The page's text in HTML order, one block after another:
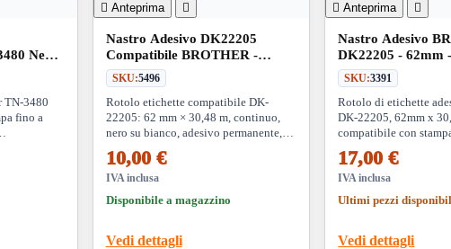
Nero
TN-3480
fino a
 Anteprima 
Nastro Adesivo DK22205
Compatibile BROTHER -
62mm - 30,48
SKU:5496
Rotolo etichette compatibile DK-
22205: 62 mm × 30,48 m, continuo,
nero su bianco, adesivo permanente,
Brother QL (QL-500/700/800/1100
ecc.). Perfetto per ufficio e magazzino.
10,00 €
IVA inclusa
Disponibile a magazzino
Vedi dettagli
 Anteprima 
Nastro Adesivo
DK22205 - 62mm
SKU:3391
Rotolo di etichette
DK-22205, 62mm x
compatibile con
alta qualità in ufficio e
17,00 €
IVA inclusa
Ultimi pezzi
Vedi dettagli